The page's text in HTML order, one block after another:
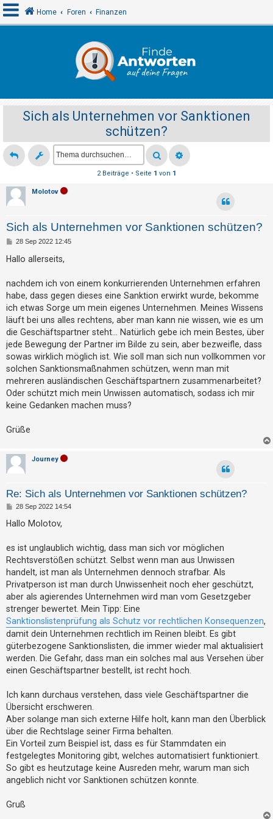
e
e
n
e
g
s
t
r
i
e
r
e
n
U
n
b
e
a
t
w
o
t
e
t
e
T
h
e
m
e
A
k
t
i
v
e
Home Foren Finanzen
Sich als Unternehmen vor Sanktionen
schützen?
2 Beiträge • Seite 1 von 1
Molotov
Sich als Unternehmen vor Sanktionen schützen?
B
i
t
a
g
28 Sep 2022 12:45
Hallo allerseits,
nachdem ich von einem konkurrierenden Unternehmen erfahren
habe, dass gegen dieses eine Sanktion erwirkt wurde, bekomme
ich etwas Sorge um mein eigenes Unternehmen. Meines Wissens
läuft bei uns alles rechtens, aber man kann nie wissen, wie es um
die Geschäftspartner steht... Natürlich gebe ich mein Bestes, über
jede Bewegung der Partner im Bilde zu sein, aber bezweifle, dass
sowas wirklich möglich ist. Wie soll man sich nun vollkommen vor
solchen Sanktionsmaßnahmen schützen, wenn man mit
mehreren ausländischen Geschäftspartnern zusammenarbeitet?
Oder schützt mich mein Unwissen automatisch, sodass ich mir
keine Gedanken machen muss?
Grüße
Journey
Re: Sich als Unternehmen vor Sanktionen schützen?
B
i
a
g
28 Sep 2022 14:54
Hallo Molotov,
es ist unglaublich wichtig, dass man sich vor möglichen
Rechtsverstößen schützt. Selbst wenn man aus Unwissen
handelt, ist man als Unternehmen dennoch strafbar. Als
Privatperson ist man durch Unwissenheit noch eher geschützt,
aber als agierendes Unternehmen wird man vom Gesetzgeber
strenger bewertet. Mein Tipp: Eine
Sanktionslistenprüfung als Schutz vor rechtlichen Konsequenzen,
damit dein Unternehmen rechtlich im Reinen bleibt. Es gibt
güterbezogene Sanktionslisten, die immer wieder mal aktualisiert
werden. Die Gefahr, dass man ein solches mal aus Versehen über
einen Geschäftspartner bestellt, ist recht hoch.
Ich kann durchaus verstehen, dass viele Geschäftspartner die
Übersicht erschweren.
Aber solange man sich externe Hilfe holt, kann man den Überblick
über die Rechtslage seiner Firma behalten.
Ein Vorteil zum Beispiel ist, dass es für Stammdaten ein
festgelegtes Monitoring gibt, welches automatisiert funktioniert.
So gibt es heutzutage keine Ausreden mehr, warum man sich
angeblich nicht vor Sanktionen schützen konnte.
Gruß